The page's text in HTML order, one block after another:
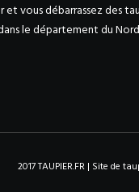
vous débarrassez des
le département du
2017 TAUPIER.FR | Site de